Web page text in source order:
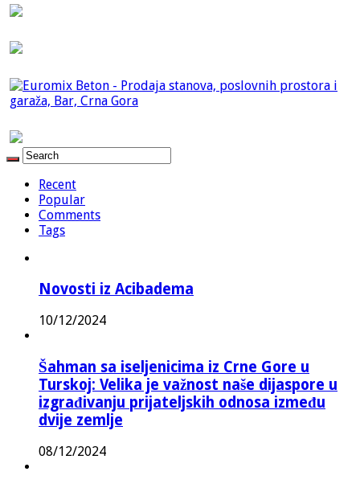
Recent
Popular
Comments
Tags
Novosti iz Acibadema
10/12/2024
Šahman sa iseljenicima iz Crne Gore u
Turskoj: Velika je važnost naše dijaspore u
izgrađivanju prijateljskih odnosa između
dvije zemlje
08/12/2024